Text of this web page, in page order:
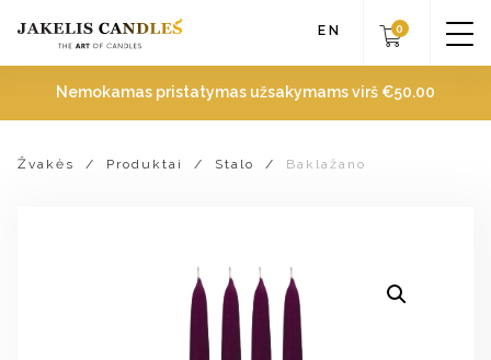
Nemokamas pristatymas užsakymams virš €50.00
EN 0
Žvakės / Produktai / Stalo / Baklažano